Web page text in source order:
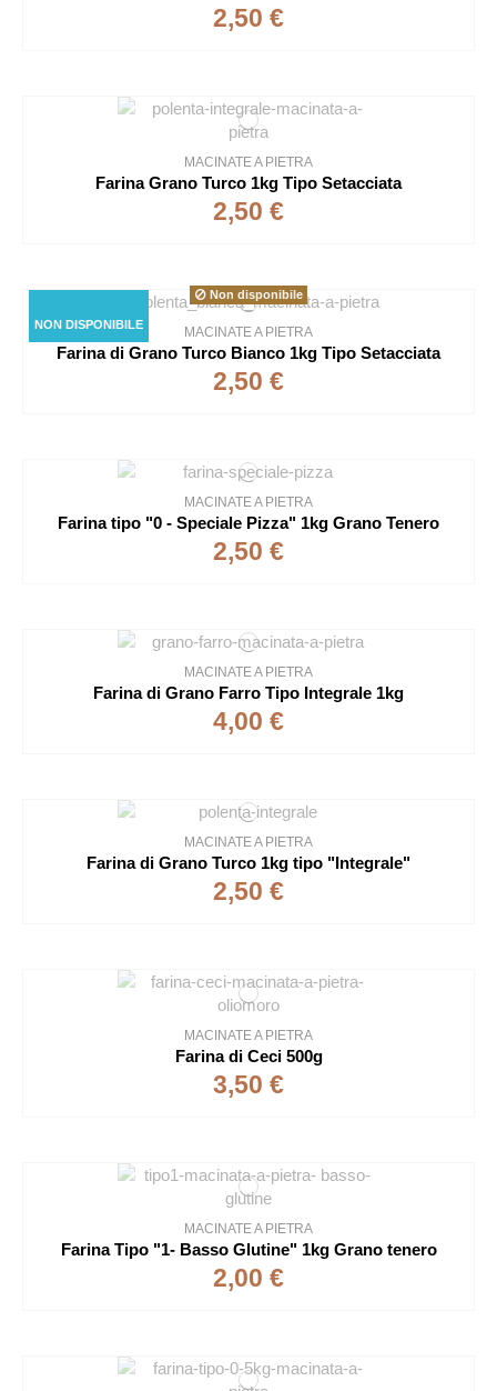
2,50 €
MACINATE A PIETRA
Farina Grano Turco 1kg Tipo Setacciata
2,50 €
NON DISPONIBILE
Non disponibile
MACINATE A PIETRA
Farina di Grano Turco Bianco 1kg Tipo Setacciata
2,50 €
MACINATE A PIETRA
Farina tipo "0 - Speciale Pizza" 1kg Grano Tenero
2,50 €
MACINATE A PIETRA
Farina di Grano Farro Tipo Integrale 1kg
4,00 €
MACINATE A PIETRA
Farina di Grano Turco 1kg tipo "Integrale"
2,50 €
MACINATE A PIETRA
Farina di Ceci 500g
3,50 €
MACINATE A PIETRA
Farina Tipo "1- Basso Glutine" 1kg Grano tenero
2,00 €